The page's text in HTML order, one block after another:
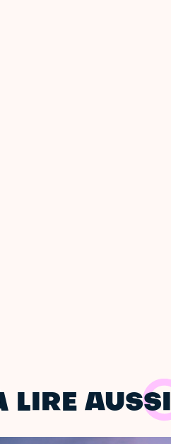
LIRE AUSSI